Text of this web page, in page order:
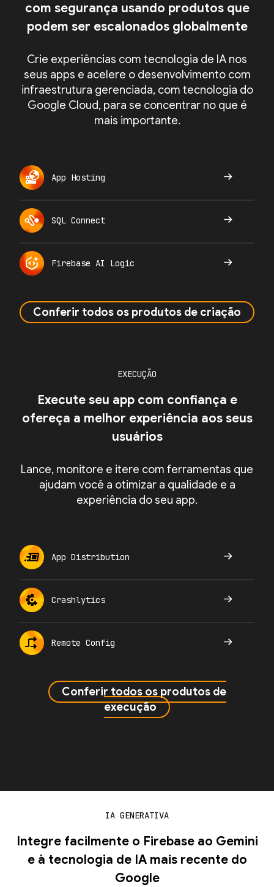
com segurança usando produtos que
podem ser escalonados globalmente
Crie experiências com tecnologia de IA nos
seus apps e acelere o desenvolvimento com
infraestrutura gerenciada, com tecnologia do
Google Cloud, para se concentrar no que é
mais importante.
App Hosting
SQL Connect
Firebase AI Logic
Conferir todos os produtos de criação
EXECUÇÃO
Execute seu app com confiança e
ofereça a melhor experiência aos seus
usuários
Lance, monitore e itere com ferramentas que
ajudam você a otimizar a qualidade e a
experiência do seu app.
App Distribution
Crashlytics
Remote Config
Conferir todos os produtos de
execução
IA GENERATIVA
Integre facilmente o Firebase ao Gemini
e à tecnologia de IA mais recente do
Google